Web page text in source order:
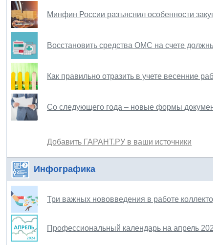
Минфин России разъяснил особенности
Восстановить средства ОМС на счете
Как правильно отразить в учете весенние
Со следующего года – новые формы
Добавить ГАРАНТ.РУ в ваши источники
Инфографика
Три важных нововведения в работе
Профессиональный календарь на апрель 2024